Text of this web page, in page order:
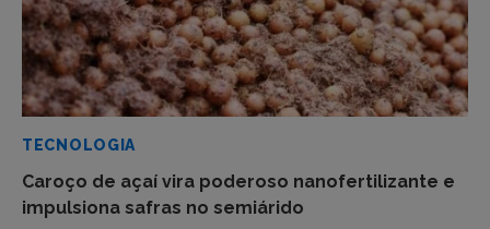
TECNOLOGIA
Caroço de açaí vira poderoso nanofertilizante e
impulsiona safras no semiárido